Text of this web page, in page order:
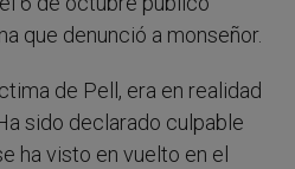
que denunció a monseñor.
de Pell, era en realidad
sido declarado culpable
ha visto en vuelto en el